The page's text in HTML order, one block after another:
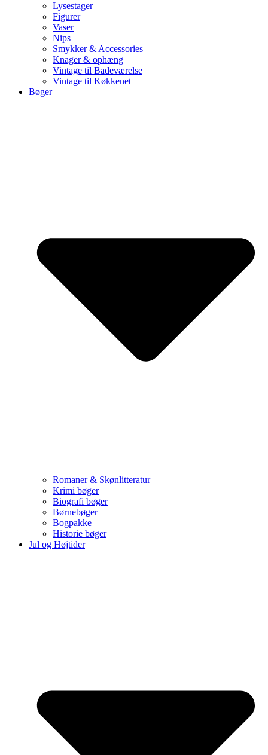
Lysestager
Figurer
Vaser
Nips
Smykker & Accessories
Knager & ophæng
Vintage til Badeværelse
Vintage til Køkkenet
Bøger
Romaner & Skønlitteratur
Krimi bøger
Biografi bøger
Børnebøger
Bogpakke
Historie bøger
Jul og Højtider